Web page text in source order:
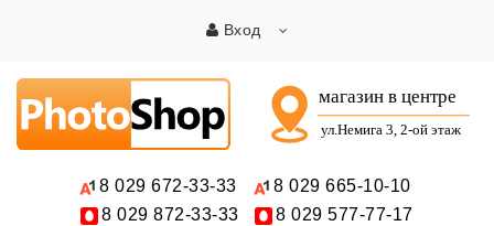
Вход
8 029 672-33-33 8 029 665-10-10
8 029 872-33-33 8 029 577-77-17